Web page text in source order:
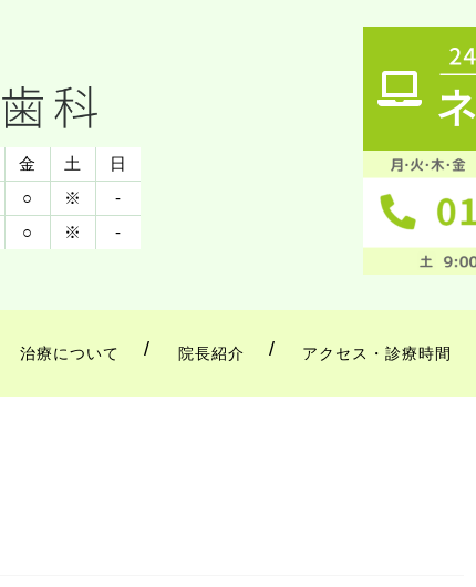
金 土
日
○ ※
-
○ ※ -
治療について 院長紹介 アクセス・診療時間